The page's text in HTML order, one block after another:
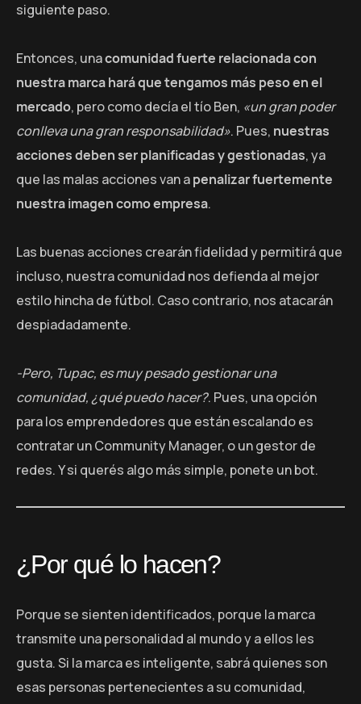
siguiente paso.
Entonces, unacomunidad fuerte relacionada con
nuestra marca hará que tengamos más peso en el
mercado, pero como decía el tío Ben, «un gran poder
conlleva una gran responsabilidad». Pues, nuestras
acciones deben ser planificadas y gestionadas, ya
que las malas acciones van apenalizar fuertemente
nuestra imagen como empresa.
Las buenas acciones crearán fidelidad y permitirá que
incluso, nuestra comunidad nos defienda al mejor
estilo hincha de fútbol. Caso contrario, nos atacarán
despiadadamente.
-Pero, Tupac, es muy pesado gestionar una
comunidad, ¿qué puedo hacer?. Pues, una opción
para los emprendedores que están escalando es
contratar un Community Manager, o un gestor de
redes. Y si querés algo más simple, ponete un bot.
¿Por qué lo hacen?
Porque se sienten identificados, porque la marca
transmite una personalidad al mundo y a ellos les
gusta. Si la marca es inteligente, sabrá quienes son
esas personas pertenecientes a su comunidad,